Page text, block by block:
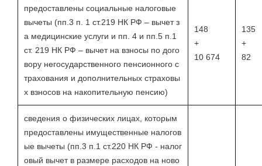
предоставлены социальные налоговые
вычеты (пп.3 п. 1 ст.219 НК РФ – вычет з
а медицинские услуги и пп. 4 и пп.5 п.1
ст. 219 НК РФ – вычет на взносы по дого
вору негосударственного пенсионного с
трахования и дополнительных страховы
х взносов на накопительную пенсию)
148
+
10 674
135
+
82
сведения о физических лицах, которым
предоставлены имущественные налогов
ые вычеты (пп.3 п.1 ст.220 НК РФ - налог
овый вычет в размере расходов на ново